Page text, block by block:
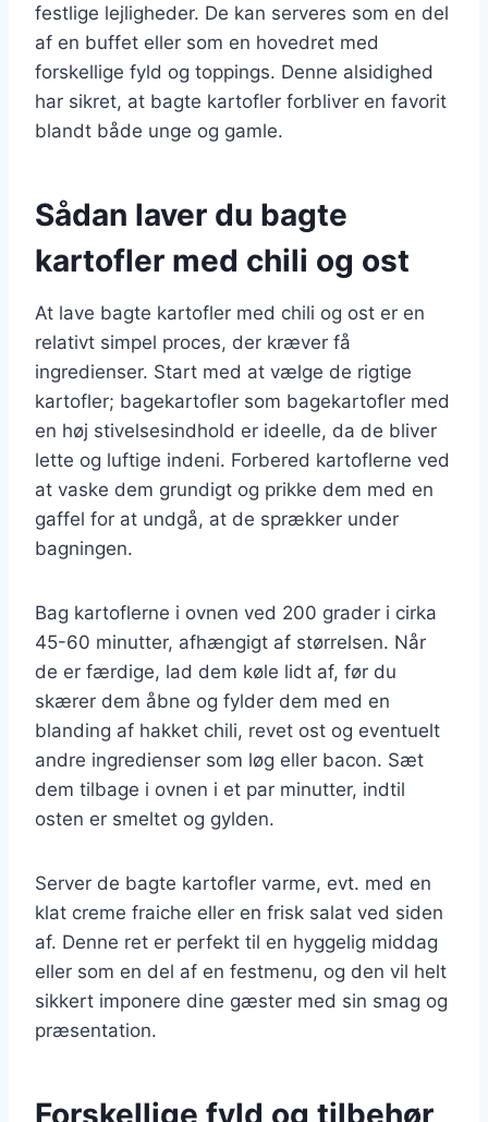
festlige lejligheder. De kan serveres som en del
af en buffet eller som en hovedret med
forskellige fyld og toppings. Denne alsidighed
har sikret, at bagte kartofler forbliver en favorit
blandt både unge og gamle.
Sådan laver du bagte
kartofler med chili og ost
At lave bagte kartofler med chili og ost er en
relativt simpel proces, der kræver få
ingredienser. Start med at vælge de rigtige
kartofler; bagekartofler som bagekartofler med
en høj stivelsesindhold er ideelle, da de bliver
lette og luftige indeni. Forbered kartoflerne ved
at vaske dem grundigt og prikke dem med en
gaffel for at undgå, at de sprækker under
bagningen.
Bag kartoflerne i ovnen ved 200 grader i cirka
45-60 minutter, afhængigt af størrelsen. Når
de er færdige, lad dem køle lidt af, før du
skærer dem åbne og fylder dem med en
blanding af hakket chili, revet ost og eventuelt
andre ingredienser som løg eller bacon. Sæt
dem tilbage i ovnen i et par minutter, indtil
osten er smeltet og gylden.
Server de bagte kartofler varme, evt. med en
klat creme fraiche eller en frisk salat ved siden
af. Denne ret er perfekt til en hyggelig middag
eller som en del af en festmenu, og den vil helt
sikkert imponere dine gæster med sin smag og
præsentation.
Forskellige fyld og tilbehør